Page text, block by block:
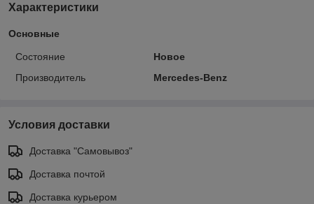
Характеристики
Основные
Состояние
Новое
Производитель
Mercedes-Benz
Условия доставки
Доставка "Самовывоз"
Доставка почтой
Доставка курьером